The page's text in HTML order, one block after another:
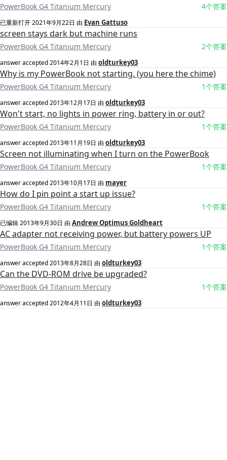
PowerBook G4 Titanium Mercury 4个答案
已重新打开2021年9月22日 由 Evan Gattuso
screen stays dark but machine runs
PowerBook G4 Titanium Mercury 2个答案
answer accepted2014年2月1日 由 oldturkey03
Why is my PowerBook not starting. (you here the chime)
PowerBook G4 Titanium Mercury 1个答案
answer accepted2013年12月17日 由 oldturkey03
Won't start, no lights in power ring, battery in or out?
PowerBook G4 Titanium Mercury 1个答案
answer accepted2013年11月19日 由 oldturkey03
Screen not illuminating when I turn on the PowerBook
PowerBook G4 Titanium Mercury 1个答案
answer accepted2013年10月17日 由 mayer
How do I pin point a start up issue?
PowerBook G4 Titanium Mercury 1个答案
已编辑2013年9月30日 由 Andrew Optimus Goldheart
AC adapter not receiving power, but battery powers UP
PowerBook G4 Titanium Mercury 1个答案
answer accepted2013年8月28日 由 oldturkey03
Can the DVD-ROM drive be upgraded?
PowerBook G4 Titanium Mercury 1个答案
answer accepted2012年4月11日 由 oldturkey03